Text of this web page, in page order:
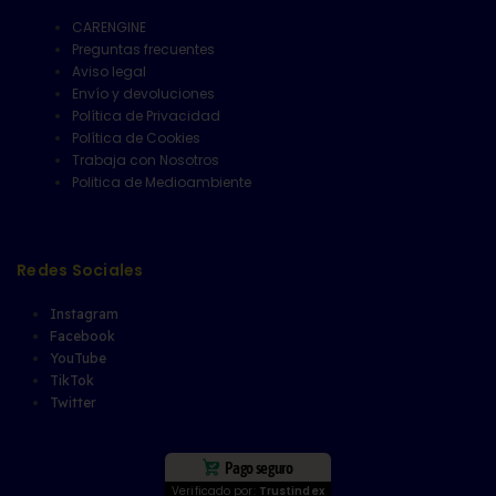
CARENGINE
Preguntas frecuentes
Aviso legal
Envío y devoluciones
Política de Privacidad
Política de Cookies
Trabaja con Nosotros
Politica de Medioambiente
Redes Sociales
Instagram
Facebook
YouTube
TikTok
Twitter
Pago seguro
Verificado por: Trustindex